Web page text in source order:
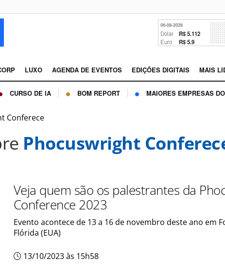
06-08-2026
Dólar R$ 5.112
Euro R$ 5.9
LUXO AGENDA DE EVENTOS EDIÇÕES DIGITAIS MAIS
CURSO DE IA BOM REPORT MAIORES EMPRESAS
Conferece
Phocuswright
Veja quem são os palestrantes da
Conference 2023
Evento acontece de 13 a 16 de novembro deste ano em
Flórida (EUA)
13/10/2023 às 15h58